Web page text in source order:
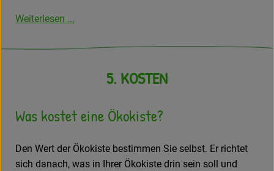
Weiterlesen ...
5. KOSTEN
Was kostet eine Ökokiste?
Den Wert der Ökokiste bestimmen Sie selbst. Er richtet
sich danach, was in Ihrer Ökokiste drin sein soll und